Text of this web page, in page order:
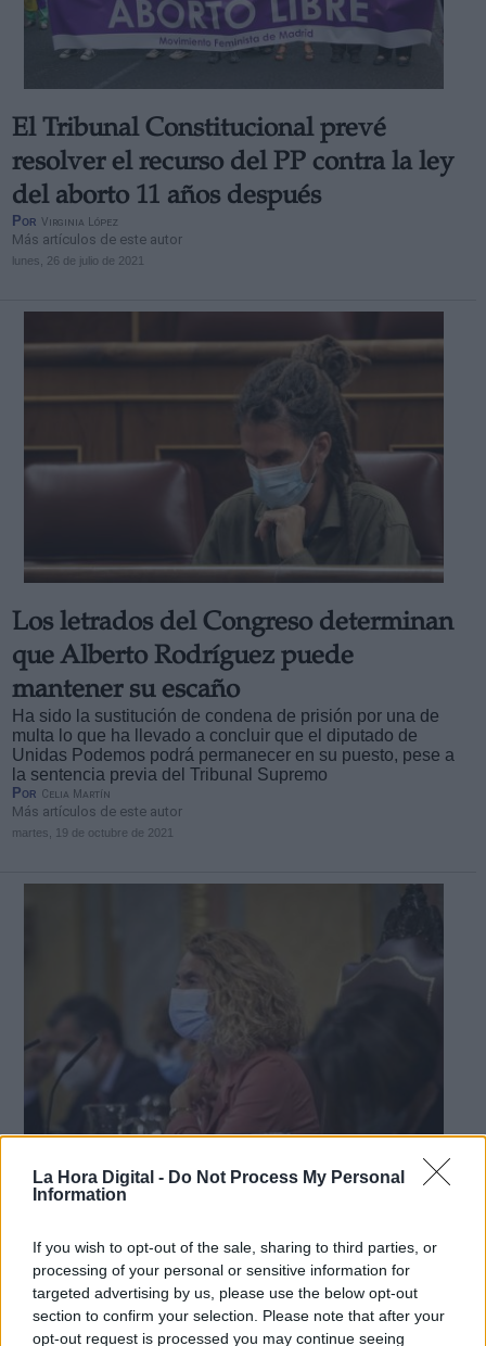
La Hora Digital - Do Not Process My Personal
Information
If you wish to opt-out of the sale, sharing to third parties, or
processing of your personal or sensitive information for
targeted advertising by us, please use the below opt-out
section to confirm your selection. Please note that after your
opt-out request is processed you may continue seeing
El Tribunal Constitucional prevé
resolver el recurso del PP contra la ley
del aborto 11 años después
Por Virginia López
Más artículos de este autor
lunes, 26 de julio de 2021
Los letrados del Congreso determinan
que Alberto Rodríguez puede
mantener su escaño
Ha sido la sustitución de condena de prisión por una de
multa lo que ha llevado a concluir que el diputado de
Unidas Podemos podrá permanecer en su puesto, pese a
la sentencia previa del Tribunal Supremo
Por Celia Martín
Más artículos de este autor
martes, 19 de octubre de 2021
Meritxell Batet, presidenta del Congreso de los Diputados.
aclaración de la pena impuesta a
Alberto Rodríguez
El pasado martes el Alto Tribunal concluyó con que la
sustitución de la pena de cárcel por una multa de 540